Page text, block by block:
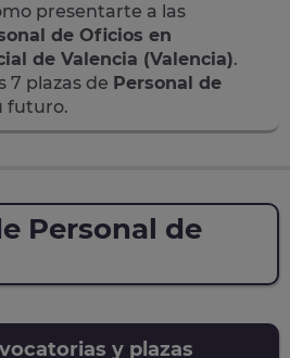
presentarte a las
de Oficios en
de Valencia (Valencia).
7 plazas de Personal de
futuro.
Personal de
y plazas